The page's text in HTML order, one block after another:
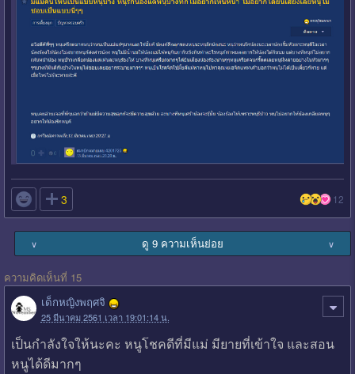
 3 12
∨ ดู 9 ความเห็นย่อย ∨
ความคิดเห็นที่ 15
เด็กหญิงพฤศจิ
25 มีนาคม 2561 เวลา 19:01:14 น.
เป็นกำลังใจให้นะคะ หนูโชคดีที่มีแม่ มียายที่เข้าใจ และสอน
หนูได้ดีมากๆ